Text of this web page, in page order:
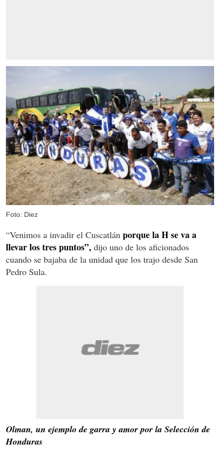
Foto: Diez
“Venimos a invadir el Cuscatlán porque la H se va a
llevar los tres puntos”, dijo uno de los aficionados
cuando se bajaba de la unidad que los trajo desde San
Pedro Sula.
Olman, un ejemplo de garra y amor por la Selección de
Honduras